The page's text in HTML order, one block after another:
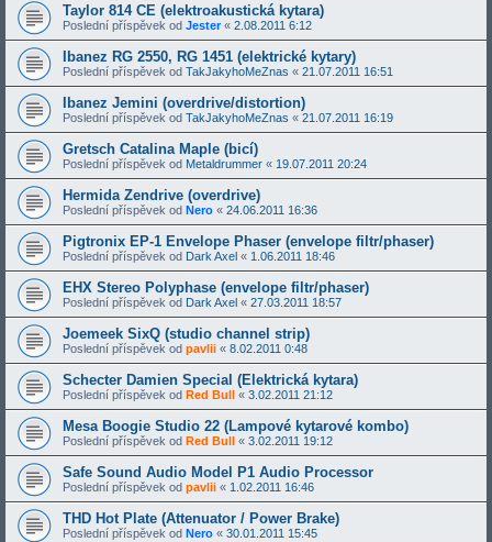
Taylor 814 CE (elektroakustická kytara)
Poslední příspěvek od Jester« 2.08.2011 6:12
Ibanez RG 2550, RG 1451 (elektrické kytary)
Poslední příspěvek od TakJakyhoMeZnas « 21.07.2011 16:51
Ibanez Jemini (overdrive/distortion)
Poslední příspěvek od TakJakyhoMeZnas « 21.07.2011 16:19
Gretsch Catalina Maple (bicí)
Poslední příspěvek od Metaldrummer « 19.07.2011 20:24
Hermida Zendrive (overdrive)
Poslední příspěvek od Nero « 24.06.2011 16:36
Pigtronix EP-1 Envelope Phaser (envelope filtr/phaser)
Poslední příspěvek od Dark Axel « 1.06.2011 18:46
EHX Stereo Polyphase (envelope filtr/phaser)
Poslední příspěvek od Dark Axel « 27.03.2011 18:57
Joemeek SixQ (studio channel strip)
Poslední příspěvek od pavlii « 8.02.2011 0:48
Schecter Damien Special (Elektrická kytara)
Poslední příspěvek od Red Bull « 3.02.2011 21:12
Mesa Boogie Studio 22 (Lampové kytarové kombo)
Poslední příspěvek od Red Bull « 3.02.2011 19:12
Safe Sound Audio Model P1 Audio Processor
Poslední příspěvek od pavlii « 1.02.2011 16:46
THD Hot Plate (Attenuator / Power Brake)
Poslední příspěvek od Nero « 30.01.2011 15:45